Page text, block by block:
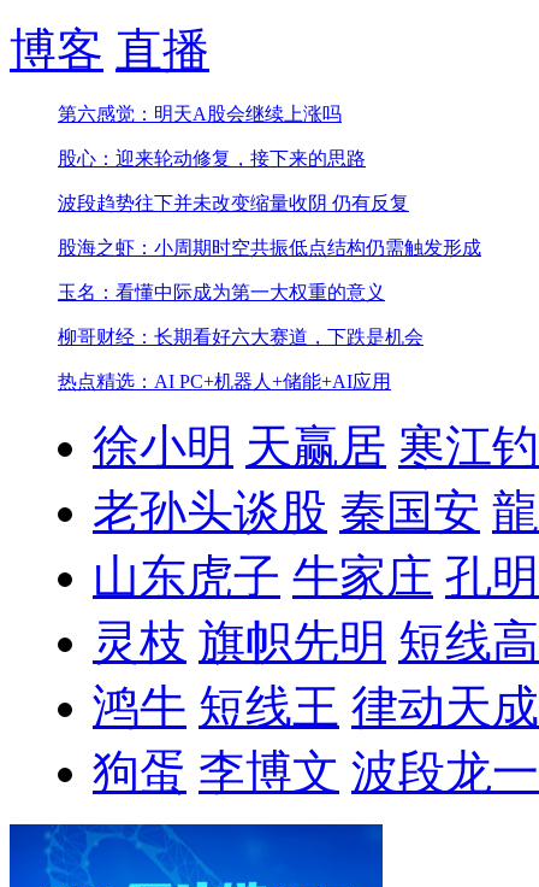
博客 直播
第六感觉：明天A股会继续上涨吗
股心：迎来轮动修复，接下来的思路
波段趋势往下并未改变缩量收阴 仍有反复
股海之虾：小周期时空共振低点结构仍需触发形成
玉名：看懂中际成为第一大权重的意义
柳哥财经：长期看好六大赛道，下跌是机会
热点精选：AI PC+机器人+储能+AI应用
徐小明 天赢居 寒江
老孙头谈股 秦国安
山东虎子 牛家庄 孔
灵枝 旗帜先明 短线
鸿牛 短线王 律动天成
狗蛋 李博文 波段龙一